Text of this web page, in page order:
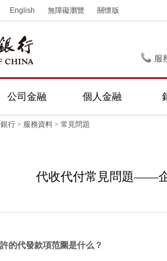
English 無障礙瀏覽 關懷版
服
公司金融 個人金融
行 > 服務資料 > 常見問題
代收代付常見問題——
的代發款項范圍是什么？